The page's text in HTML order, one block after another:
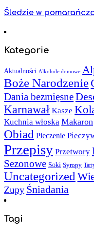
Śledzie w
Kategorie
Aktualności Alkohole domowe
Boże Narodzenie
Dania bezmięsne
Karnawał Kasze
Kuchnia włoska Makaron
Obiad Pieczenie
Przepisy Przetwory
Sezonowe Soki Syropy
Uncategorized
Zupy Śniadania
Tagi